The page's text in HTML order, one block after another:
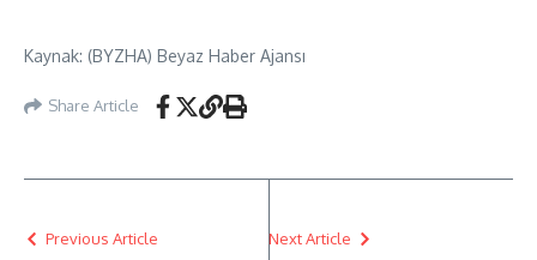
Kaynak: (BYZHA) Beyaz Haber Ajansı
Share Article
Previous Article Next Article